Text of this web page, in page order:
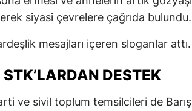
siyasi çevrelere çağrıda bulundu.
mesajları içeren sloganlar attı.
DESTEK
ve sivil toplum temsilcileri de Barış